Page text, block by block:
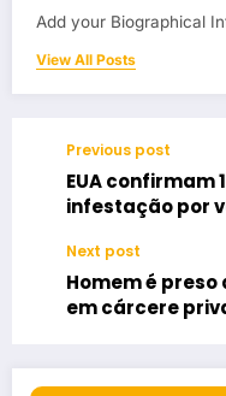
Add your Biographical
View All Posts
Previous post
EUA confirmam
infestação por
Next post
Homem é
em cárcere